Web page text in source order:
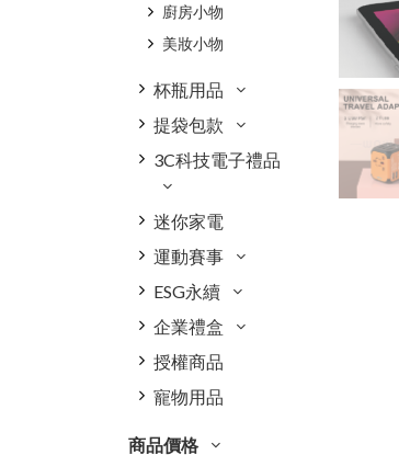
廚房小物
美妝小物
杯瓶用品
提袋包款
3C科技電子禮品
迷你家電
運動賽事
ESG永續
企業禮盒
授權商品
寵物用品
商品價格